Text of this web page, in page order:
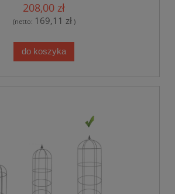
208,00 zł
(netto: 169,11 zł)
do koszyka